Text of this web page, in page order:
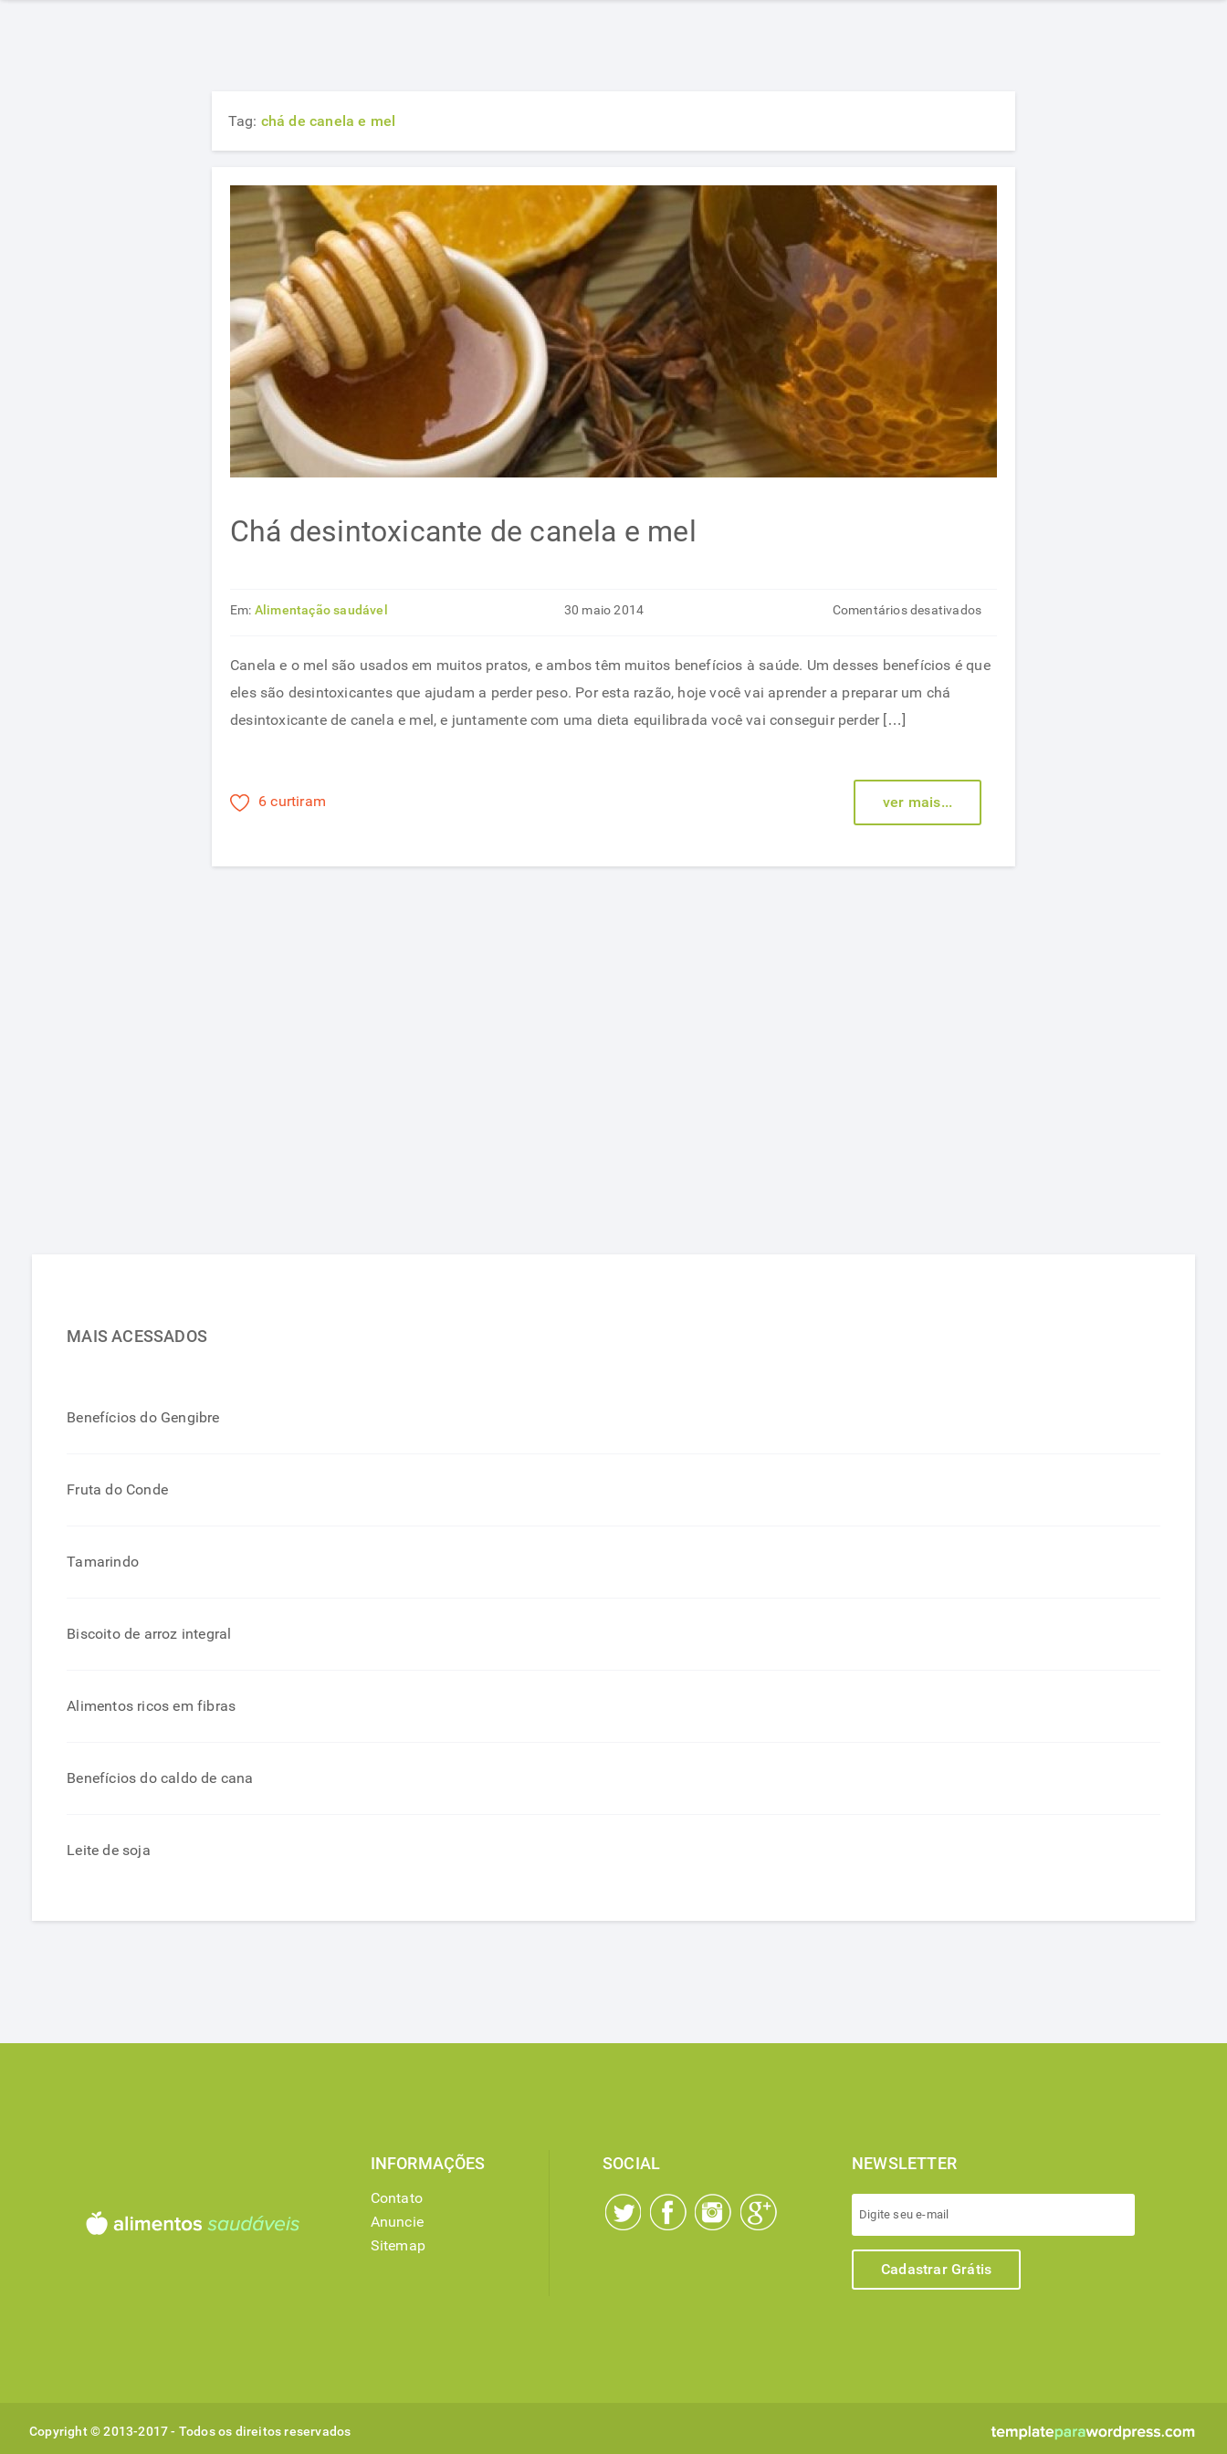
Tag: chá de canela e mel
Chá desintoxicante de canela e mel
Em: Alimentação saudável 30 maio 2014 Comentários desativadosem
desintoxicante
Canela e o mel são usados ​​em muitos pratos, e ambos têm muitos benefícios à saúde. Um desses benefícios é que
eles são desintoxicantes que ajudam a perder peso. Por esta razão, hoje você vai aprender a preparar um chá
desintoxicante de canela e mel, e juntamente com uma dieta equilibrada você vai conseguir perder […]
6 curtiram ver mais...
MAIS ACESSADOS
Benefícios do Gengibre
Fruta do Conde
Tamarindo
Biscoito de arroz integral
Alimentos ricos em fibras
Benefícios do caldo de cana
Leite de soja
INFORMAÇÕES
Contato
Anuncie
Sitemap
SOCIAL NEWSLETTER
Copyright © 2013-2017 - Todos os direitos reservados